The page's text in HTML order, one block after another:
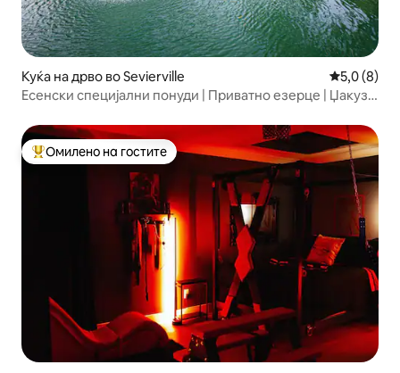
Куќа на дрво во Sevierville Просечна
5,0 (8)
Есенски специјални понуди | Приватно езерце | Џакузи
Меѓу најуспешните „Омилени на гостите“
Омилено на гостите